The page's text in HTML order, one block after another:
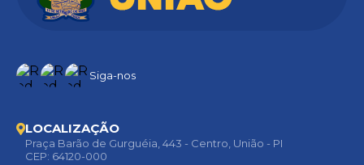
Siga-nos
LOCALIZAÇÃO
Praça Barão de Gurguéia, 443 - Centro, União - PI
CEP: 64120-000